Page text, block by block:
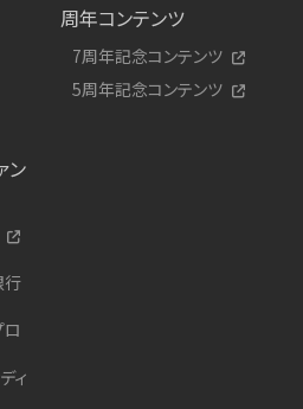
周年コンテンツ
7周年記念コンテンツ
5周年記念コンテンツ
ン
行
ィ